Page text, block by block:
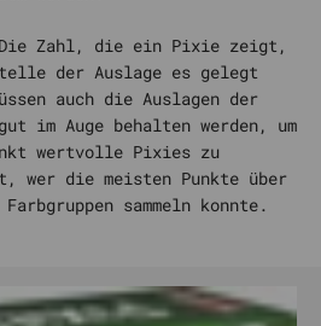
Zahl, die ein Pixie zeigt,
der Auslage es gelegt
auch die Auslagen der
im Auge behalten werden, um
wertvolle Pixies zu
wer die meisten Punkte über
Farbgruppen sammeln konnte.